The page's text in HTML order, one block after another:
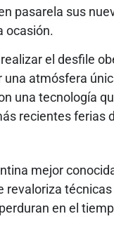
pasarela sus
ocasión.
el desfile
atmósfera
una tecnología
recientes ferias
mejor
en el